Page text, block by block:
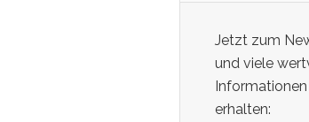
Jetzt zum
und viele
erhalten: